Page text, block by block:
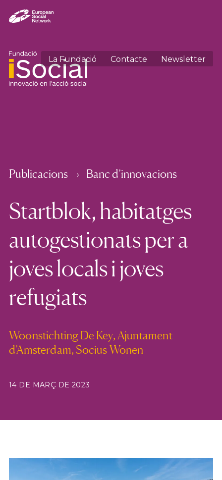
La Fundació Contacte Newsletter
Publicacions Banc d’innovacions
Startblok, habitatges
autogestionats per a
joves locals i joves
refugiats
Woonstichting De Key, Ajuntament
d’Amsterdam, Socius Wonen
14 DE MARÇ DE 2023